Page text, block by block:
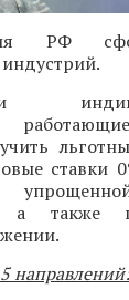
РФ
ставки
а
направлений: